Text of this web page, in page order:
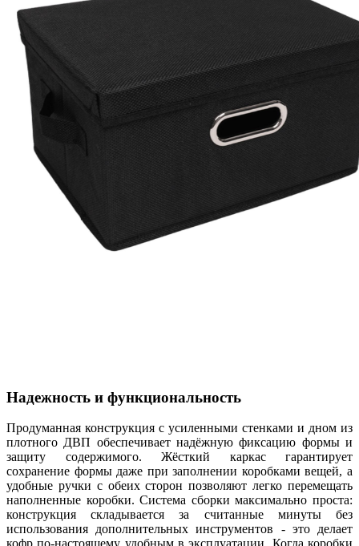
Надежность и функциональность
Продуманная конструкция с усиленными стенками и дном из
плотного ДВП обеспечивает надёжную фиксацию формы и
защиту содержимого. Жёсткий каркас гарантирует
сохранение формы даже при заполнении коробками вещей, а
удобные ручки с обеих сторон позволяют легко перемещать
наполненные коробки. Система сборки максимально проста:
конструкция складывается за считанные минуты без
использования дополнительных инструментов - это делает